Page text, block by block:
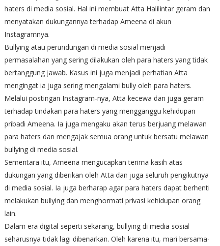
haters di media sosial. Hal ini membuat Atta Halilintar geram dan
menyatakan dukungannya terhadap Ameena di akun
Instagramnya.
Bullying atau perundungan di media sosial menjadi
permasalahan yang sering dilakukan oleh para haters yang tidak
bertanggung jawab. Kasus ini juga menjadi perhatian Atta
mengingat ia juga sering mengalami bully oleh para haters.
Melalui postingan Instagram-nya, Atta kecewa dan juga geram
terhadap tindakan para haters yang mengganggu kehidupan
pribadi Ameena. Ia juga mengaku akan terus berjuang melawan
para haters dan mengajak semua orang untuk bersatu melawan
bullying di media sosial.
Sementara itu, Ameena mengucapkan terima kasih atas
dukungan yang diberikan oleh Atta dan juga seluruh pengikutnya
di media sosial. Ia juga berharap agar para haters dapat berhenti
melakukan bullying dan menghormati privasi kehidupan orang
lain.
Dalam era digital seperti sekarang, bullying di media sosial
seharusnya tidak lagi dibenarkan. Oleh karena itu, mari bersama-